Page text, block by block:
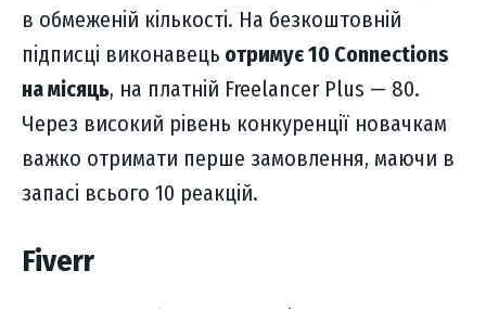
в обмеженій кількості. На безкоштовній
підписці виконавець отримує 10 Connections
на місяць, на платній Freelancer Plus — 80.
Через високий рівень конкуренції новачкам
важко отримати перше замовлення, маючи в
запасі всього 10 реакцій.
Fiverr